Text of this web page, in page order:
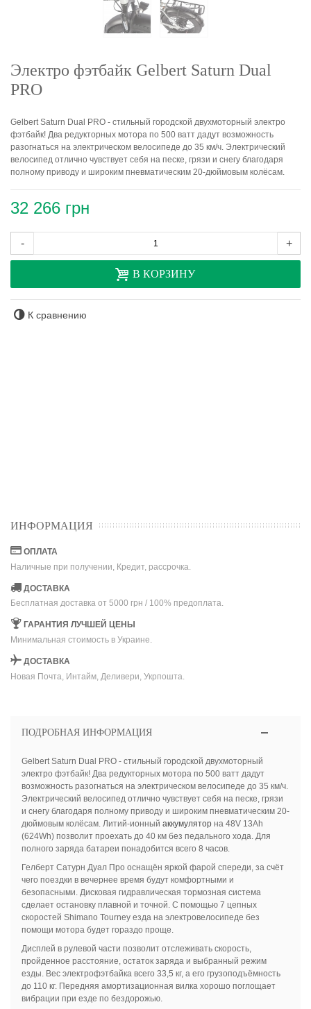
Электро фэтбайк Gelbert Saturn Dual
PRO
Gelbert Saturn Dual PRO - стильный городской двухмоторный электро
фэтбайк! Два редукторных мотора по 500 ватт дадут возможность
разогнаться на электрическом велосипеде до 35 км/ч. Электрический
велосипед отлично чувствует себя на песке, грязи и снегу благодаря
полному приводу и широким пневматическим 20-дюймовым колёсам.
32 266 грн
- +
В КОРЗИНУ
К сравнению
ИНФОРМАЦИЯ
ОПЛАТА
Наличные при получении, Кредит, рассрочка.
ДОСТАВКА
Бесплатная доставка от 5000 грн / 100% предоплата.
ГАРАНТИЯ ЛУЧШЕЙ ЦЕНЫ
Минимальная стоимость в Украине.
ДОСТАВКА
Новая Почта, Интайм, Деливери, Укрпошта.
ПОДРОБНАЯ ИНФОРМАЦИЯ
Gelbert Saturn Dual PRO - стильный городской двухмоторный
электро фэтбайк! Два редукторных мотора по 500 ватт дадут
возможность разогнаться на электрическом велосипеде до 35 км/ч.
Электрический велосипед отлично чувствует себя на песке, грязи
и снегу благодаря полному приводу и широким пневматическим 20-
дюймовым колёсам. Литий-ионный аккумуляторна 48V 13Ah
(624Wh) позволит проехать до 40 км без педального хода. Для
полного заряда батареи понадобится всего 8 часов.
Гелберт Сатурн Дуал Про оснащён яркой фарой спереди, за счёт
чего поездки в вечернее время будут комфортными и
безопасными. Дисковая гидравлическая тормозная система
сделает остановку плавной и точной. С помощью 7 цепных
скоростей Shimano Tourney езда на электровелосипеде без
помощи мотора будет гораздо проще.
Дисплей в рулевой части позволит отслеживать скорость,
пройденное расстояние, остаток заряда и выбранный режим
езды. Вес электрофэтбайка всего 33,5 кг, а его грузоподъёмность
до 110 кг. Передняя амортизационная вилка хорошо поглощает
вибрации при езде по бездорожью.